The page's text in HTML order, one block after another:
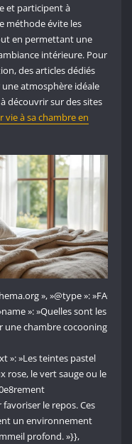
et participent à
méthode évite les
en permettant une
intérieure. Pour
des articles dédiés
atmosphère idéale
découvrir sur des sites
vie à sa chambre en
», »@type »:
»: »Quelles sont les
une chambre cocooning
»: »Les teintes pastel
rose, le vert sauge ou le
le repos. Ces
un environnement
profond. »}},